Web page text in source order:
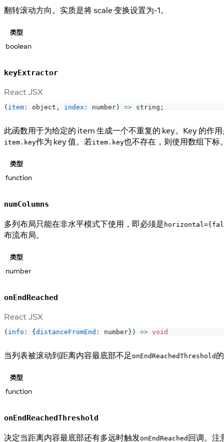
翻转滚动方向。实质是将 scale 变换设置为-1。
类型
boolean
keyExtractor
React JSX
( item : object , index : number ) => string ;
此函数用于为给定的 item 生成一个不重复的 key。Key 的作
item.key作为 key 值。若item.key也不存在，则使用数组下标
类型
function
numColumns
多列布局只能在非水平模式下使用，即必须是
布流布局。
类型
number
onEndReached
React JSX
( info : { distanceFromEnd : number } ) => void
当列表被滚动到距离内容最底部不足onEndReachedThreshold
类型
function
onEndReachedThreshold
决定当距离内容最底部还有多远时触发onEndReached 回调。注